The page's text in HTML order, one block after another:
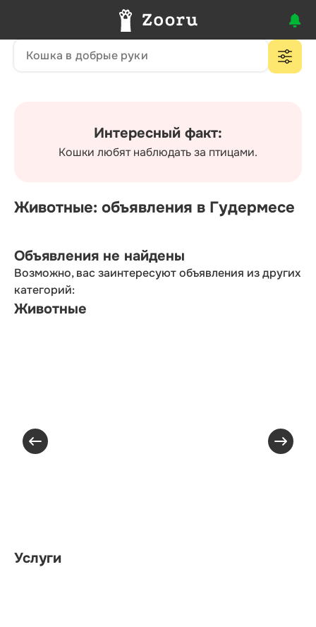
Интересный факт:
Кошки любят наблюдать за птицами.
Животные: объявления в Гудермесе
Объявления не найдены
Возможно, вас заинтересуют объявления из других
категорий:
Животные
Услуги